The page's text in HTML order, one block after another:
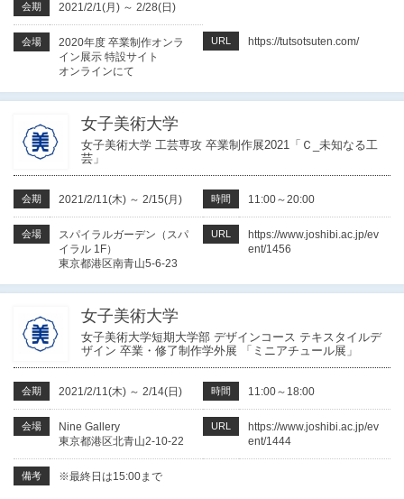
会期 2021/2/1(月) ～ 2/28(日)
会場
2020年度 卒業制作オンラ
イン展示 特設サイト
オンラインにて
URL https://tutsotsuten.com/
女子美術大学
女子美術大学 工芸専攻 卒業制作展2021「Ｃ_未知なる工
芸」
会期 2021/2/11(木) ～ 2/15(月) 時間 11:00～20:00
会場
スパイラルガーデン（スパ
イラル 1F）
東京都港区南青山5-6-23
URL
https://www.joshibi.ac.jp/ev
ent/1456
女子美術大学
女子美術大学短期大学部 デザインコース テキスタイルデ
ザイン 卒業・修了制作学外展 「ミニアチュール展」
会期 2021/2/11(木) ～ 2/14(日) 時間 11:00～18:00
会場
Nine Gallery
東京都港区北青山2-10-22
URL
https://www.joshibi.ac.jp/ev
ent/1444
備考 ※最終日は15:00まで